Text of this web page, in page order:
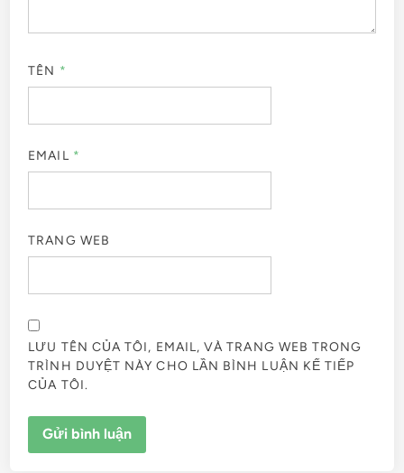
TÊN *
EMAIL *
TRANG WEB
LƯU TÊN CỦA TÔI, EMAIL, VÀ TRANG WEB TRONG
TRÌNH DUYỆT NÀY CHO LẦN BÌNH LUẬN KẾ TIẾP
CỦA TÔI.